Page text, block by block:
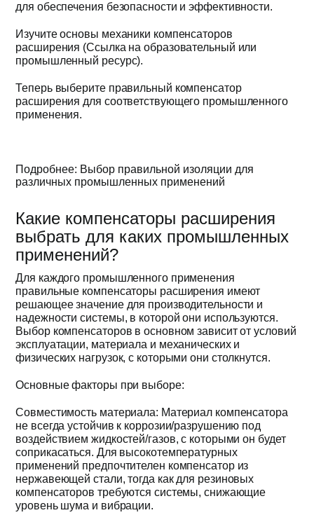
для обеспечения безопасности и эффективности.
Изучите основы механики компенсаторов
расширения (Ссылка на образовательный или
промышленный ресурс).
Теперь выберите правильный компенсатор
расширения для соответствующего промышленного
применения.
Подробнее: Выбор правильной изоляции для
различных промышленных применений
Какие компенсаторы расширения
выбрать для каких промышленных
применений?
Для каждого промышленного применения
правильные компенсаторы расширения имеют
решающее значение для производительности и
надежности системы, в которой они используются.
Выбор компенсаторов в основном зависит от условий
эксплуатации, материала и механических и
физических нагрузок, с которыми они столкнутся.
Основные факторы при выборе:
Совместимость материала: Материал компенсатора
не всегда устойчив к коррозии/разрушению под
воздействием жидкостей/газов, с которыми он будет
соприкасаться. Для высокотемпературных
применений предпочтителен компенсатор из
нержавеющей стали, тогда как для резиновых
компенсаторов требуются системы, снижающие
уровень шума и вибрации.